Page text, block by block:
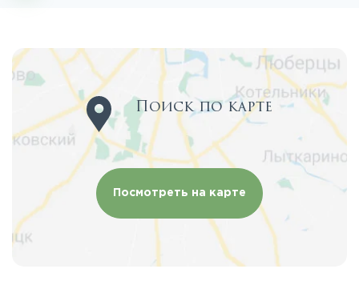
Поиск по карте
Посмотреть на карте